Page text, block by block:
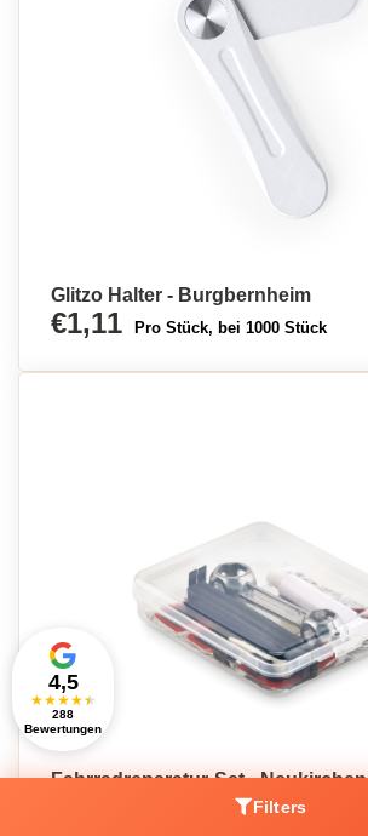
Glitzo Halter - Burgbernheim
€1,11 Pro Stück, bei 1000 Stück
Fahrradreparatur-Set - Neukirchen
Pro Stück, bei 500 Stück
Filters
4,5
★★★★★
288
Bewertungen